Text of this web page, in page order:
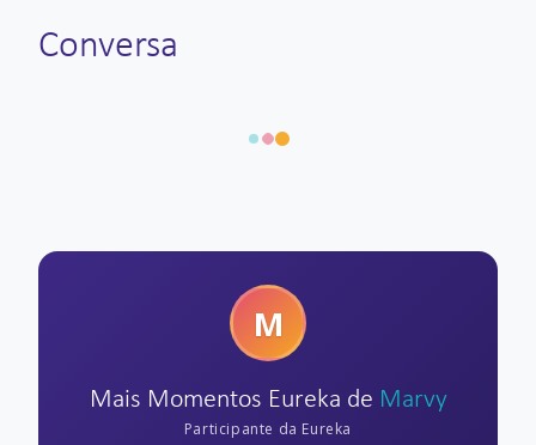
Conversa
M
Mais Momentos Eureka de Marvy
Participante da Eureka